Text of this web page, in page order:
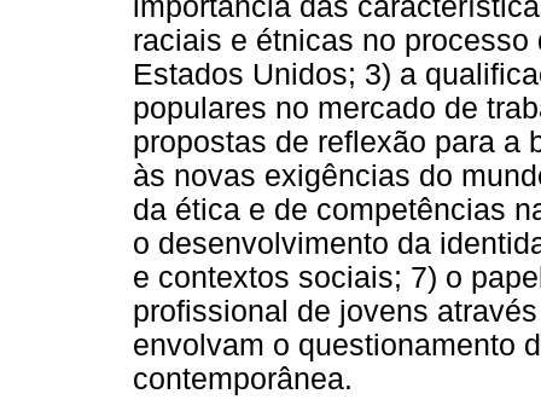
importância das
raciais e étnicas no
Estados Unidos; 3) a
populares no mercado de
propostas de reflexão para a
às novas exigências do
da ética e de competências
o desenvolvimento da
e contextos sociais; 7) o
profissional de jovens
envolvam o questionamento
contemporânea.